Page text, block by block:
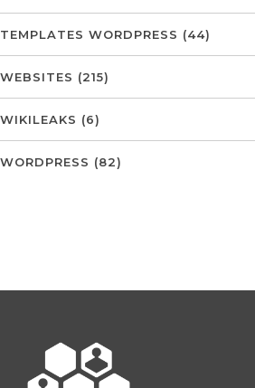
TEMPLATES WORDPRESS (44)
WEBSITES (215)
WIKILEAKS (6)
WORDPRESS (82)